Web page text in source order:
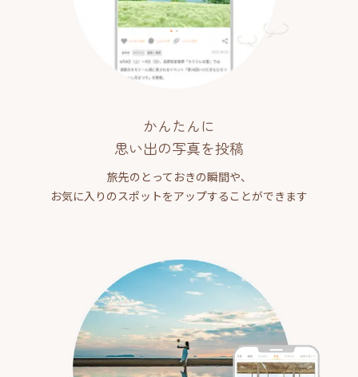
かんたんに
思い出の写真を投稿
旅先のとっておきの瞬間や、
お気に入りのスポットをアップすることができます